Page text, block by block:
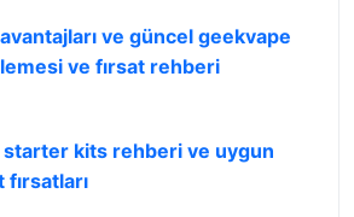
ve güncel geekvape
ve fırsat rehberi
starter kits rehberi ve uygun
fırsatları